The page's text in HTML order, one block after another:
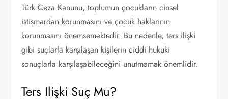
Türk Ceza Kanunu, toplumun çocukların cinsel
istismardan korunmasını ve çocuk haklarının
korunmasını önemsemektedir. Bu nedenle, ters ilişki
gibi suçlarla karşılaşan kişilerin ciddi hukuki
sonuçlarla karşılaşabileceğini unutmamak önemlidir.
Ters Ilişki Suç Mu?